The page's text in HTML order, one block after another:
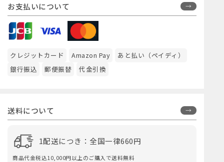
お支払いについて
クレジットカード Amazon Pay
あと払い（ペイディ）
銀行振込
郵便振替 代金引換
送料について
1配送につき：全国一律660円
商品代金税込10,000円以上のご購入で送料無料